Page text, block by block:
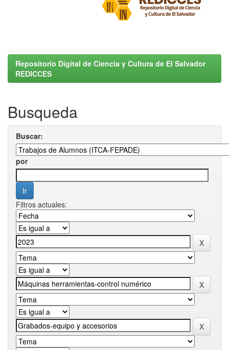
Repositorio Digital de Ciencia y Cultura de El Salvador
REDICCES
Busqueda
Buscar:
por
Filtros actuales: